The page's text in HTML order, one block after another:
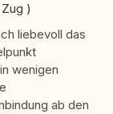
)
liebevoll das
wenigen
ab den